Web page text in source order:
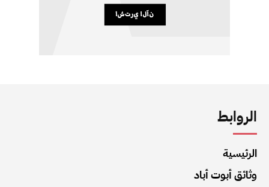
الروابط
الرئيسية
وثائق أبوت أباد